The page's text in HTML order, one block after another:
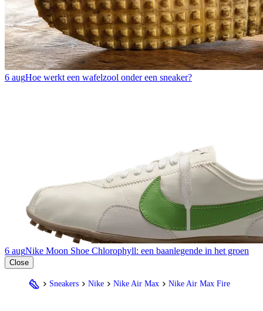
6 augHoe werkt een wafelzool onder een sneaker?
6 augNike Moon Shoe Chlorophyll: een baanlegende in het groen
Close
Sneakers Nike Nike Air Max Nike Air Max Fire